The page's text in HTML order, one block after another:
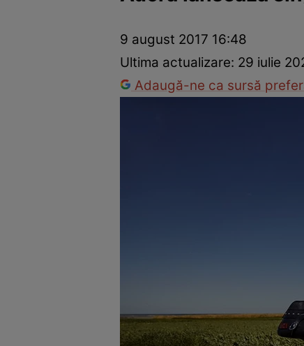
Vedete internaționaleVedete româneștiInterviurile
9 august 2017 16:48
Ultima actualizare: 29 iulie
Adaugă-ne ca sursă